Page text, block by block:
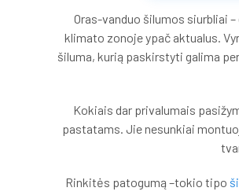
Oras-vanduo šilumos siurbliai
klimato zonoje ypač aktualus.
šiluma, kurią paskirstyti galima
Kokiais dar privalumais
pastatams. Jie nesunkiai
Rinkitės patogumą –tokio tipo